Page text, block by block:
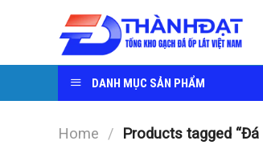
DANH MỤC SẢN PHẨM
Home / Products tagged